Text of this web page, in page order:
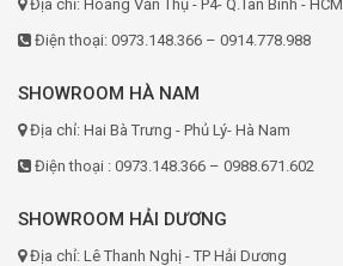
Địa chỉ: Hoàng Văn Thụ - P4- Q.Tân Bình - HCM
Điện thoại: 0973.148.366 – 0914.778.988
SHOWROOM HÀ NAM
Địa chỉ: Hai Bà Trưng - Phủ Lý- Hà Nam
Điện thoại : 0973.148.366 – 0988.671.602
SHOWROOM HẢI DƯƠNG
Địa chỉ: Lê Thanh Nghị - TP Hải Dương